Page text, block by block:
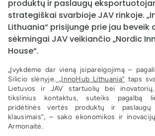
produktų ir paslaugų
strategiškai svarbioje JAV rinkoje.
Lithuania“ prisijungė prie jau beveik
sėkmingai JAV veikiančio „Nordic
House“.
„Įvykdėme dar vieną įsipareigojimą –
Silicio slėnyje. „InnoHub Lithuania“ taps
Lietuvos ir JAV startuolių bei
tikslinius kontaktus, suteiks pagalbą
pridėtinės vertės produktų ir
klausimais“, – sako ekonomikos ir
Armonaitė.